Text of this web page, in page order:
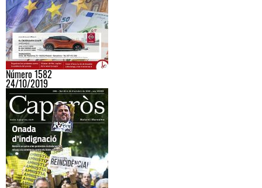
Número 1582
24/10/2019